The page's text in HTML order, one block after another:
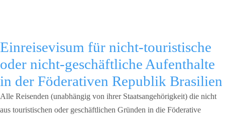
Einreisevisum für nicht-touristische
oder nicht-geschäftliche Aufenthalte
in der Föderativen Republik Brasilien
Alle Reisenden (unabhängig von ihrer Staatsangehörigkeit) die nicht
aus touristischen oder geschäftlichen Gründen in die Föderative